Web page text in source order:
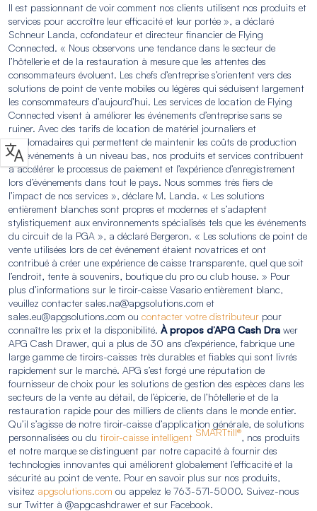
Il est passionnant de voir comment nos clients utilisent nos produits et
services pour accroître leur efficacité et leur portée », a déclaré
Schneur Landa, cofondateur et directeur financier de Flying
Connected. « Nous observons une tendance dans le secteur de
l’hôtellerie et de la restauration à mesure que les attentes des
consommateurs évoluent. Les chefs d’entreprise s’orientent vers des
solutions de point de vente mobiles ou légères qui séduisent largement
les consommateurs d’aujourd’hui. Les services de location de Flying
Connected visent à améliorer les événements d’entreprise sans se
ruiner. Avec des tarifs de location de matériel journaliers et
hebdomadaires qui permettent de maintenir les coûts de production
des événements à un niveau bas, nos produits et services contribuent
à accélérer le processus de paiement et l’expérience d’enregistrement
lors d’événements dans tout le pays. Nous sommes très fiers de
l’impact de nos services », déclare M. Landa. « Les solutions
entièrement blanches sont propres et modernes et s’adaptent
stylistiquement aux environnements spécialisés tels que les événements
du circuit de la PGA », a déclaré Bergeron. « Les solutions de point de
vente utilisées lors de cet événement étaient novatrices et ont
contribué à créer une expérience de caisse transparente, quel que soit
l’endroit, tente à souvenirs, boutique du pro ou club house. » Pour
plus d’informations sur le tiroir-caisse Vasario entièrement blanc,
veuillez contacter sales.na@apgsolutions.com et
sales.eu@apgsolutions.com ou contacter votre distributeur pour
connaître les prix et la disponibilité. À propos d’APG Cash Dra wer
APG Cash Drawer, qui a plus de 30 ans d’expérience, fabrique une
large gamme de tiroirs-caisses très durables et fiables qui sont livrés
rapidement sur le marché. APG s’est forgé une réputation de
fournisseur de choix pour les solutions de gestion des espèces dans les
secteurs de la vente au détail, de l’épicerie, de l’hôtellerie et de la
restauration rapide pour des milliers de clients dans le monde entier.
Qu’il s’agisse de notre tiroir-caisse d’application générale, de solutions
personnalisées ou du tiroir-caisse intelligent SMARTtill®, nos produits
et notre marque se distinguent par notre capacité à fournir des
technologies innovantes qui améliorent globalement l’efficacité et la
sécurité au point de vente. Pour en savoir plus sur nos produits,
visitez apgsolutions.com ou appelez le 763-571-5000. Suivez-nous
sur Twitter à @apgcashdrawer et sur Facebook.